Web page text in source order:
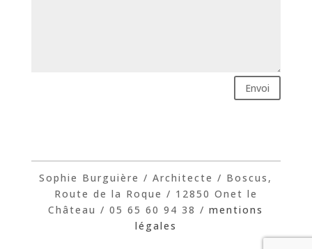
Envoi
Sophie Burguière / Architecte / Boscus,
Route de la Roque / 12850 Onet le
Château / 05 65 60 94 38 /mentions
légales